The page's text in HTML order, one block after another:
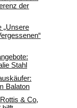
der
„Unsere
Stahl
Balaton
& Co,